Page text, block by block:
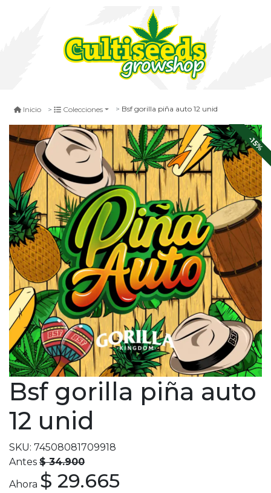
Inicio Colecciones Bsf gorilla piña auto 12 unid
-15%
Bsf gorilla piña auto
12 unid
SKU: 74508081709918
Antes $ 34.900
Ahora $ 29.665